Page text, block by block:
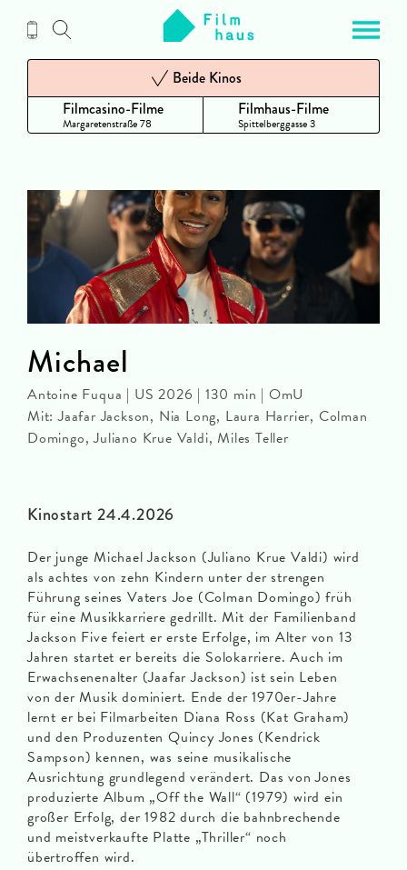
Inhalt
Filmcasino-Filme
Margaretenstraße 78
Beide Kinos
Filmhaus-Filme
Spittelberggasse 3
Kinostart 24.4.2026
Der junge Michael Jackson (Juliano Krue Valdi) wird
als achtes von zehn Kindern unter der strengen
Führung seines Vaters Joe (Colman Domingo) früh
für eine Musikkarriere gedrillt. Mit der Familienband
Jackson Five feiert er erste Erfolge, im Alter von 13
Jahren startet er bereits die Solokarriere. Auch im
Erwachsenenalter (Jaafar Jackson) ist sein Leben
von der Musik dominiert. Ende der 1970er-Jahre
lernt er bei Filmarbeiten Diana Ross (Kat Graham)
und den Produzenten Quincy Jones (Kendrick
Sampson) kennen, was seine musikalische
Ausrichtung grundlegend verändert. Das von Jones
produzierte Album „Off the Wall“ (1979) wird ein
großer Erfolg, der 1982 durch die bahnbrechende
und meistverkaufte Platte „Thriller“ noch
übertroffen wird.
Michael
Antoine Fuqua | US 2026 | 130 min | OmU
Mit: Jaafar Jackson, Nia Long, Laura Harrier, Colman
Domingo, Juliano Krue Valdi, Miles Teller